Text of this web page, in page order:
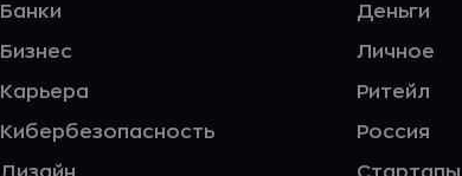
Банки
Бизнес
Карьера
Кибербезопасность
Дизайн
Деньги
Личное
Ритейл
Россия
Стартапы